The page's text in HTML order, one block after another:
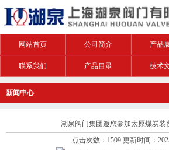
网站首页 公司简介 产品
联系我们 产品目录 技术
新闻中心
湖泉阀门集团邀您参加太原煤炭装
点击次数：1509 更新时间：